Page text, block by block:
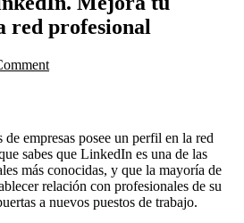
red profesional
empresas posee un perfil en la red
sabes que LinkedIn es una de las
más conocidas, y que la mayoría de
relación con profesionales de su
a nuevos puestos de trabajo.